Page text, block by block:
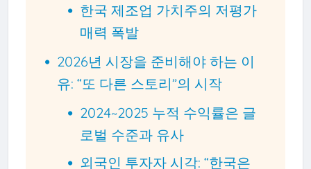
한국 제조업 가치주의 저평가
매력 폭발
2026년 시장을 준비해야 하는 이
유: “또 다른 스토리”의 시작
2024~2025 누적 수익률은 글
로벌 수준과 유사
외국인 투자자 시각: “한국은